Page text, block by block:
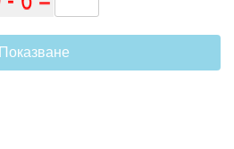
Показване